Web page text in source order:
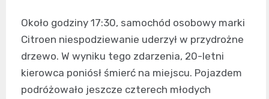
Około godziny 17:30, samochód osobowy marki
Citroen niespodziewanie uderzył w przydrożne
drzewo. W wyniku tego zdarzenia, 20-letni
kierowca poniósł śmierć na miejscu. Pojazdem
podróżowało jeszcze czterech młodych